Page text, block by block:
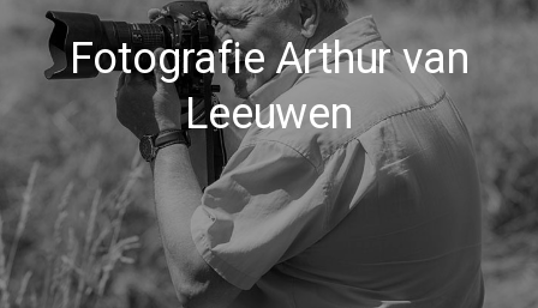
Fotografie Arthur van
Leeuwen